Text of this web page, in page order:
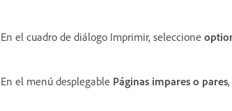
En el cuadro de diálogo Imprimir, seleccione
En el menú desplegable Páginas impares o pares